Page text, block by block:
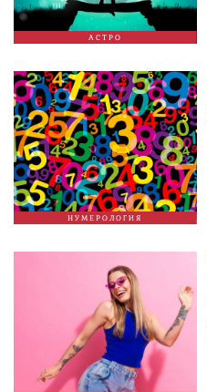
АСТРО
НУМЕРОЛОГИЯ